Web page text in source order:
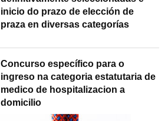
inicio do prazo de elección de
praza en diversas categorías
Concurso específico para o
ingreso na categoria estatutaria de
medico de hospitalizacion a
domicilio